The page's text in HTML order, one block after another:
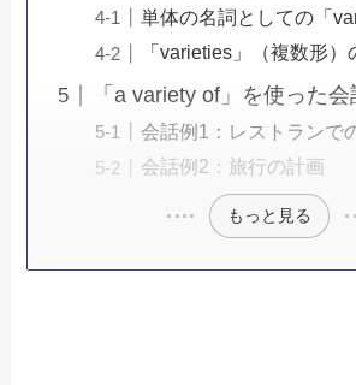
単体の名詞としての「
「varieties」（複数形）
「a variety of」を使った会
会話例1：レストランで
会話例2：旅行の計画
もっと見る